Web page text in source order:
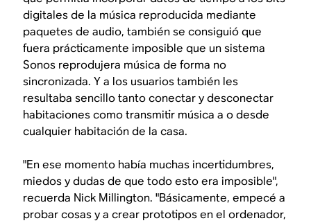
digitales de la música reproducida mediante
paquetes de audio, también se consiguió que
fuera prácticamente imposible que un sistema
Sonos reprodujera música de forma no
sincronizada. Y a los usuarios también les
resultaba sencillo tanto conectar y desconectar
habitaciones como transmitir música a o desde
cualquier habitación de la casa.
"En ese momento había muchas incertidumbres,
miedos y dudas de que todo esto era imposible",
recuerda Nick Millington. "Básicamente, empecé a
probar cosas y a crear prototipos en el ordenador,